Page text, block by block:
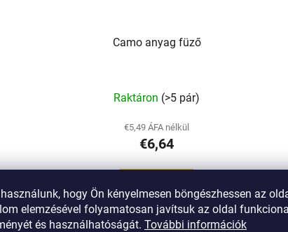
hogy Ön kényelmesen böngészhessen az
elemzésével folyamatosan javítsuk az oldal
és használhatóságát. További információk
Camo anyag füző
Raktáron (>5 pár)
€5,49 ÁFA nélkül
€6,64
BŐVEBBEN